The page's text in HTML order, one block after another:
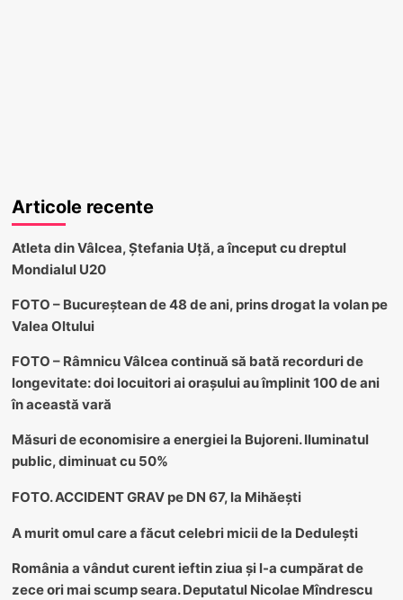
Articole recente
Atleta din Vâlcea, Ștefania Uță, a început cu dreptul
Mondialul U20
FOTO – Bucureștean de 48 de ani, prins drogat la volan pe
Valea Oltului
FOTO – Râmnicu Vâlcea continuă să bată recorduri de
longevitate: doi locuitori ai orașului au împlinit 100 de ani
în această vară
Măsuri de economisire a energiei la Bujoreni. Iluminatul
public, diminuat cu 50%
FOTO. ACCIDENT GRAV pe DN 67, la Mihăești
A murit omul care a făcut celebri micii de la Dedulești
România a vândut curent ieftin ziua și l-a cumpărat de
zece ori mai scump seara. Deputatul Nicolae Mîndrescu